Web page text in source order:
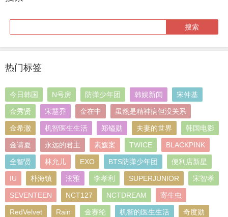
热门标签
今日韩国 N号房 防弹少年团 韩娱新闻 宋仲基
金秀贤 宋慧乔 金在中 虽然是精神病但没关系
金希澈 机智医生生活 郑镒勋 夫妻的世界 韩国电影
金请夏 永远的君主 素媛案 TWICE BLACKPINK
全智贤 林允儿 EXO BTS防弹少年团 便利店新星
IU 朴海镇 泫雅 李孝利 SUPERJUNIOR 宋智孝
SEVENTEEN NCT127 NCTDREAM 寄生虫
RedVelvet Rain 金赛纶 机智的医生生活 奇度勋